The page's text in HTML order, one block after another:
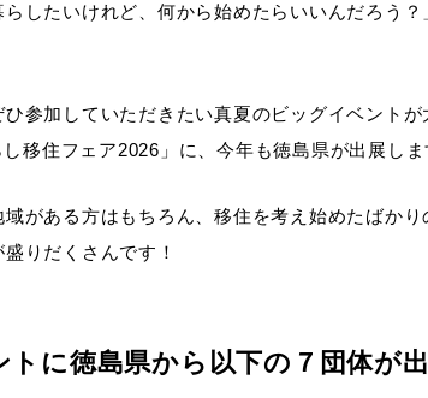
らしたいけれど、何から始めたらいいんだろう
参加していただきたい真夏のビッグイベント
移住フェア2026」に、今年も徳島県が出展しま
がある方はもちろん、移住を考え始めたばか
盛りだくさんです！
トに徳島県から以下の７団体が